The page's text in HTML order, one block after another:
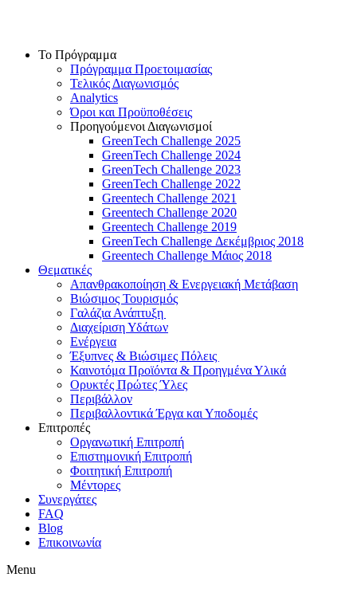
Το Πρόγραμμα
Πρόγραμμα Προετοιμασίας
Τελικός Διαγωνισμός
Analytics
Όροι και Προϋποθέσεις
Προηγούμενοι Διαγωνισμοί
GreenTech Challenge 2025
GreenTech Challenge 2024
GreenTech Challenge 2023
GreenTech Challenge 2022
Greentech Challenge 2021
Greentech Challenge 2020
Greentech Challenge 2019
GreenTech Challenge Δεκέμβριος 2018
Greentech Challenge Μάιος 2018
Θεματικές
Απανθρακοποίηση & Ενεργειακή Μετάβαση
Βιώσιμος Τουρισμός
Γαλάζια Ανάπτυξη
Διαχείριση Υδάτων
Ενέργεια
Έξυπνες & Βιώσιμες Πόλεις
Καινοτόμα Προϊόντα & Προηγμένα Υλικά
Ορυκτές Πρώτες Ύλες
Περιβάλλον
Περιβαλλοντικά Έργα και Υποδομές
Επιτροπές
Οργανωτική Επιτροπή
Επιστημονική Επιτροπή
Φοιτητική Επιτροπή
Μέντορες
Συνεργάτες
FAQ
Blog
Επικοινωνία
Menu